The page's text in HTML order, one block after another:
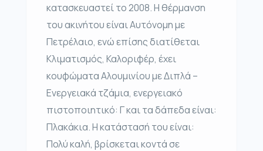
κατασκευαστεί το 2008. Η θέρμανση
του ακινήτου είναι Αυτόνομη με
Πετρέλαιο, ενώ επίσης διατίθεται
Κλιματισμός, Καλοριφέρ, έχει
κουφώματα Αλουμινίου με Διπλά –
Ενεργειακά τζάμια, ενεργειακό
πιστοποιητικό: Γ και τα δάπεδα είναι:
Πλακάκια. Η κατάστασή του είναι:
Πολύ καλή, βρίσκεται κοντά σε